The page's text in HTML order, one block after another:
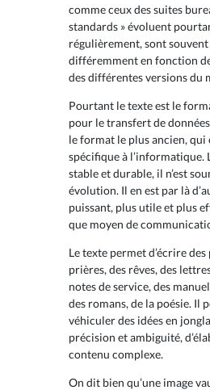
comme ceux des suites
standards » évoluent
régulièrement, sont
différemment en fonction
des différentes versions du
Pourtant le texte est le
pour le transfert de
le format le plus ancien, qui
spécifique à l’informatique.
stable et durable, il n’est
évolution. Il en est par là
puissant, plus utile et plus
que moyen de
Le texte permet d’écrire des
prières, des rêves, des
notes de service, des
des romans, de la poésie. Il
véhiculer des idées en
précision et ambiguité,
contenu complexe.
On dit bien qu’une image